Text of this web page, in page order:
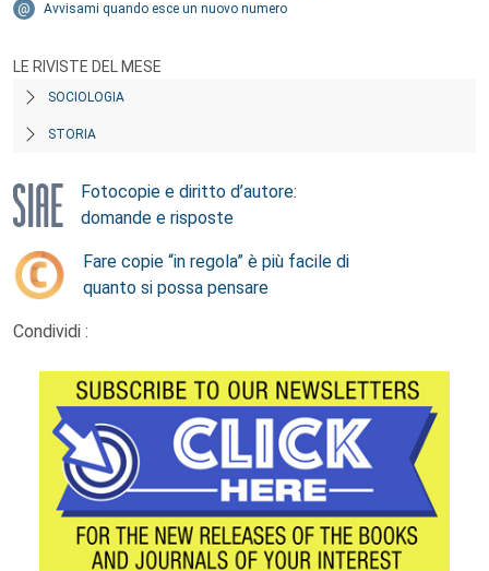
Avvisami quando esce un nuovo numero
LE RIVISTE DEL MESE
SOCIOLOGIA
STORIA
Fotocopie e diritto d’autore:
domande e risposte
Fare copie “in regola” è più facile di
quanto si possa pensare
Condividi :